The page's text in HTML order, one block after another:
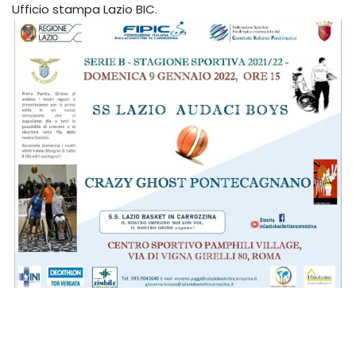
Ufficio stampa Lazio BIC.